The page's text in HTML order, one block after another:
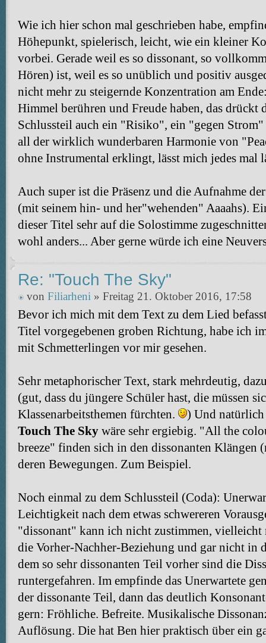
Wie ich hier schon mal geschrieben habe,
Höhepunkt, spielerisch, leicht, wie ein kleiner
vorbei. Gerade weil es so dissonant, so
Hören) ist, weil es so unüblich und positiv
nicht mehr zu steigernde Konzentration am
Himmel berühren und Freude haben, das drückt
Schlussteil auch ein "Risiko", ein "gegen
all der wirklich wunderbaren Harmonie von
ohne Instrumental erklingt, lässt mich jedes mal
Auch super ist die Präsenz und die Aufnahme
(mit seinem hin- und her"wehenden" Aaaahs).
dieser Titel sehr auf die Solostimme
wohl anders... Aber gerne würde ich eine
Re: "Touch The Sky"
von Filiarheni » Freitag 21. Oktober 2016, 17:58
Bevor ich mich mit dem Text zu dem Lied
Titel vorgegebenen groben Richtung, habe ich
mit Schmetterlingen vor mir gesehen.
Sehr metaphorischer Text, stark mehrdeutig,
(gut, dass du jüngere Schüler hast, die müssen
Klassenarbeitsthemen fürchten.
) Und natürlich
Touch The Sky wäre sehr ergiebig. "All the
breeze" finden sich in den dissonanten
deren Bewegungen. Zum Beispiel.
Noch einmal zu dem Schlussteil (Coda):
Leichtigkeit nach dem etwas schwereren
"dissonant" kann ich nicht zustimmen, vielleicht
die Vorher-Nachher-Beziehung und gar nicht in
dem so sehr dissonanten Teil vorher sind die
runtergefahren. Im empfinde das Unerwartete
der dissonante Teil, dann das deutlich
gern: Fröhliche. Befreite. Musikalische
Auflösung. Die hat Ben hier praktisch über ein